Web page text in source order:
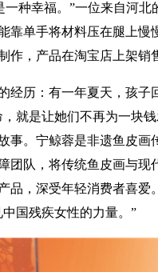
一种幸福。”一位来自河
靠单手将材料压在腿上慢
作，产品在淘宝店上架销
历：有一年夏天，孩子
就是让她们不再为一块
事。宁鲸蓉是非遗鱼皮画
团队，将传统鱼皮画与现
品，深受年轻消费者喜爱
国残疾女性的力量。”